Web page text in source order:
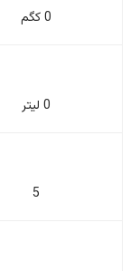
0 کگم
0 لیتر
5